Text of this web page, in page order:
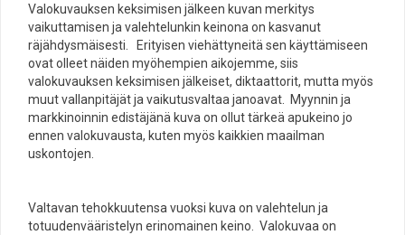
Valokuvauksen keksimisen jälkeen kuvan merkitys
vaikuttamisen ja valehtelunkin keinona on kasvanut
räjähdysmäisesti. Erityisen viehättyneitä sen käyttämiseen
ovat olleet näiden myöhempien aikojemme, siis
valokuvauksen keksimisen jälkeiset, diktaattorit, mutta myös
muut vallanpitäjät ja vaikutusvaltaa janoavat. Myynnin ja
markkinoinnin edistäjänä kuva on ollut tärkeä apukeino jo
ennen valokuvausta, kuten myös kaikkien maailman
uskontojen.
Valtavan tehokkuutensa vuoksi kuva on valehtelun ja
totuudenvääristelyn erinomainen keino. Valokuvaa on